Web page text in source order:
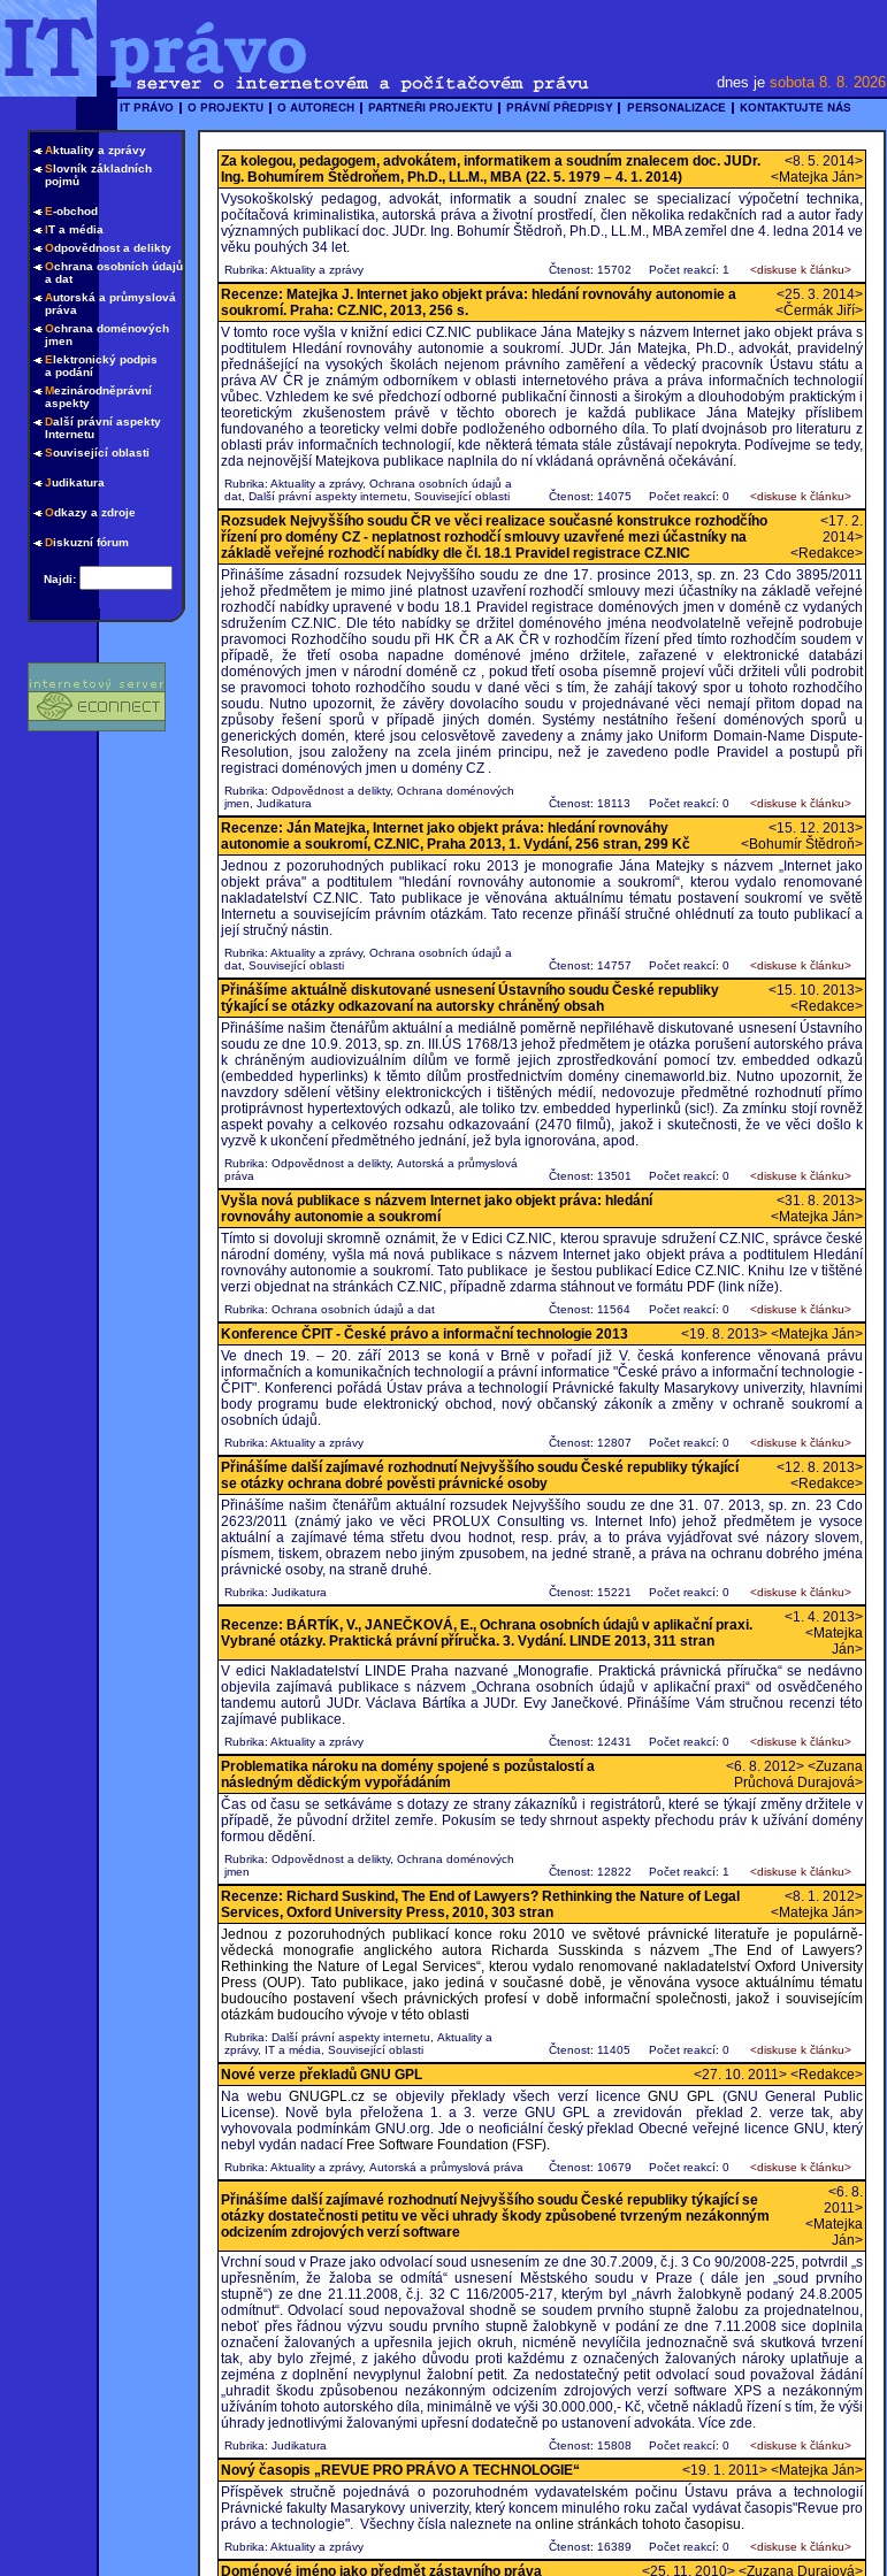
dnes je sobota 8. 8. 2026
Aktuality a zprávy
Slovník základních
pojmů
E-obchod
IT a média
Odpovědnost a delikty
Ochrana osobních údajů
a dat
Autorská a průmyslová
práva
Ochrana doménových
jmen
Elektronický podpis
a podání
Mezinárodněprávní
aspekty
Další právní aspekty
Internetu
Související oblasti
Judikatura
Odkazy a zdroje
Diskuzní fórum
Najdi:
Za kolegou, pedagogem, advokátem, informatikem a soudním znalecem doc. JUDr.
Ing. Bohumírem Štědroňem, Ph.D., LL.M., MBA (22. 5. 1979 – 4. 1. 2014)
<8. 5. 2014>
<Matejka Ján>
Vysokoškolský pedagog, advokát, informatik a soudní znalec se specializací výpočetní technika,
počítačová kriminalistika, autorská práva a životní prostředí, člen několika redakčních rad a autor řady
významných publikací doc. JUDr. Ing. Bohumír Štědroň, Ph.D., LL.M., MBA zemřel dne 4. ledna 2014 ve
věku pouhých 34 let.
Rubrika: Aktuality a zprávy Čtenost: 15702 Počet reakcí: 1 <diskuse k článku>
Recenze: Matejka J. Internet jako objekt práva: hledání rovnováhy autonomie a
soukromí. Praha: CZ.NIC, 2013, 256 s.
<25. 3. 2014>
<Čermák Jiří>
V tomto roce vyšla v knižní edici CZ.NIC publikace Jána Matejky s názvem Internet jako objekt práva s
podtitulem Hledání rovnováhy autonomie a soukromí. JUDr. Ján Matejka, Ph.D., advokát, pravidelný
přednášející na vysokých školách nejenom právního zaměření a vědecký pracovník Ústavu státu a
práva AV ČR je známým odborníkem v oblasti internetového práva a práva informačních technologií
vůbec. Vzhledem ke své předchozí odborné publikační činnosti a širokým a dlouhodobým praktickým i
teoretickým zkušenostem právě v těchto oborech je každá publikace Jána Matejky příslibem
fundovaného a teoreticky velmi dobře podloženého odborného díla. To platí dvojnásob pro literaturu z
oblasti práv informačních technologií, kde některá témata stále zůstávají nepokryta. Podívejme se tedy,
zda nejnovější Matejkova publikace naplnila do ní vkládaná oprávněná očekávání.
Rubrika: Aktuality a zprávy, Ochrana osobních údajů a
dat, Další právní aspekty internetu, Související oblasti
Čtenost: 14075 Počet reakcí: 0 <diskuse k článku>
Rozsudek Nejvyššího soudu ČR ve věci realizace současné konstrukce rozhodčího
řízení pro domény CZ - neplatnost rozhodčí smlouvy uzavřené mezi účastníky na
základě veřejné rozhodčí nabídky dle čl. 18.1 Pravidel registrace CZ.NIC
<17. 2.
2014>
<Redakce>
Přinášíme zásadní rozsudek Nejvyššího soudu ze dne 17. prosince 2013, sp. zn. 23 Cdo 3895/2011
jehož předmětem je mimo jiné platnost uzavření rozhodčí smlouvy mezi účastníky na základě veřejné
rozhodčí nabídky upravené v bodu 18.1 Pravidel registrace doménových jmen v doméně cz vydaných
sdružením CZ.NIC. Dle této nabídky se držitel doménového jména neodvolatelně veřejně podrobuje
pravomoci Rozhodčího soudu při HK ČR a AK ČR v rozhodčím řízení před tímto rozhodčím soudem v
případě, že třetí osoba napadne doménové jméno držitele, zařazené v elektronické databázi
doménových jmen v národní doméně cz , pokud třetí osoba písemně projeví vůči držiteli vůli podrobit
se pravomoci tohoto rozhodčího soudu v dané věci s tím, že zahájí takový spor u tohoto rozhodčího
soudu. Nutno upozornit, že závěry dovolacího soudu v projednávané věci nemají přitom dopad na
způsoby řešení sporů v případě jiných domén. Systémy nestátního řešení doménových sporů u
generických domén, které jsou celosvětově zavedeny a známy jako Uniform Domain-Name Dispute-
Resolution, jsou založeny na zcela jiném principu, než je zavedeno podle Pravidel a postupů při
registraci doménových jmen u domény CZ .
Rubrika: Odpovědnost a delikty, Ochrana doménových
jmen, Judikatura
Čtenost: 18113 Počet reakcí: 0 <diskuse k článku>
Recenze: Ján Matejka, Internet jako objekt práva: hledání rovnováhy
autonomie a soukromí, CZ.NIC, Praha 2013, 1. Vydání, 256 stran, 299 Kč
<15. 12. 2013>
<Bohumír Štědroň>
Jednou z pozoruhodných publikací roku 2013 je monografie Jána Matejky s názvem „Internet jako
objekt práva" a podtitulem "hledání rovnováhy autonomie a soukromí“, kterou vydalo renomované
nakladatelství CZ.NIC. Tato publikace je věnována aktuálnímu tématu postavení soukromí ve světě
Internetu a souvisejícím právním otázkám. Tato recenze přináší stručné ohlédnutí za touto publikací a
její stručný nástin.
Rubrika: Aktuality a zprávy, Ochrana osobních údajů a
dat, Související oblasti
Čtenost: 14757 Počet reakcí: 0 <diskuse k článku>
Přinášíme aktuálně diskutované usnesení Ústavního soudu České republiky
týkající se otázky odkazovaní na autorsky chráněný obsah
<15. 10. 2013>
<Redakce>
Přinášíme našim čtenářům aktuální a mediálně poměrně nepřiléhavě diskutované usnesení Ústavního
soudu ze dne 10.9. 2013, sp. zn. III.ÚS 1768/13 jehož předmětem je otázka porušení autorského práva
k chráněným audiovizuálním dílům ve formě jejich zprostředkování pomocí tzv. embedded odkazů
(embedded hyperlinks) k těmto dílům prostřednictvím domény cinemaworld.biz. Nutno upozornit, že
navzdory sdělení většiny elektronickcých i tištěných médií, nedovozuje předmětné rozhodnutí přímo
protiprávnost hypertextových odkazů, ale toliko tzv. embedded hyperlinků (sic!). Za zmínku stojí rovněž
aspekt povahy a celkovéo rozsahu odkazovaání (2470 filmů), jakož i skutečnosti, že ve věci došlo k
vyzvě k ukončení předmětného jednání, jež byla ignorována, apod.
Rubrika: Odpovědnost a delikty, Autorská a průmyslová
práva
Čtenost: 13501 Počet reakcí: 0 <diskuse k článku>
Vyšla nová publikace s názvem Internet jako objekt práva: hledání
rovnováhy autonomie a soukromí
<31. 8. 2013>
<Matejka Ján>
Tímto si dovoluji skromně oznámit, že v Edici CZ.NIC, kterou spravuje sdružení CZ.NIC, správce české
národní domény, vyšla má nová publikace s názvem Internet jako objekt práva a podtitulem Hledání
rovnováhy autonomie a soukromí. Tato publikace je šestou publikací Edice CZ.NIC. Knihu lze v tištěné
verzi objednat na stránkách CZ.NIC, případně zdarma stáhnout ve formátu PDF (link níže).
Rubrika: Ochrana osobních údajů a dat Čtenost: 11564 Počet reakcí: 0 <diskuse k článku>
Konference ČPIT - České právo a informační technologie 2013 <19. 8. 2013> <Matejka Ján>
Ve dnech 19. – 20. září 2013 se koná v Brně v pořadí již V. česká konference věnovaná právu
informačních a komunikačních technologií a právní informatice "České právo a informační technologie -
ČPIT". Konferenci pořádá Ústav práva a technologií Právnické fakulty Masarykovy univerzity, hlavními
body programu bude elektronický obchod, nový občanský zákoník a změny v ochraně soukromí a
osobních údajů.
Rubrika: Aktuality a zprávy Čtenost: 12807 Počet reakcí: 0 <diskuse k článku>
Přinášíme další zajímavé rozhodnutí Nejvyššího soudu České republiky týkající
se otázky ochrana dobré pověsti právnické osoby
<12. 8. 2013>
<Redakce>
Přinášíme našim čtenářům aktuální rozsudek Nejvyššího soudu ze dne 31. 07. 2013, sp. zn. 23 Cdo
2623/2011 (známý jako ve věci PROLUX Consulting vs. Internet Info) jehož předmětem je vysoce
aktuální a zajímavé téma střetu dvou hodnot, resp. práv, a to práva vyjádřovat své názory slovem,
písmem, tiskem, obrazem nebo jiným zpusobem, na jedné straně, a práva na ochranu dobrého jména
právnické osoby, na straně druhé.
Rubrika: Judikatura Čtenost: 15221 Počet reakcí: 0 <diskuse k článku>
Recenze: BÁRTÍK, V., JANEČKOVÁ, E., Ochrana osobních údajů v aplikační praxi.
Vybrané otázky. Praktická právní příručka. 3. Vydání. LINDE 2013, 311 stran
<1. 4. 2013>
<Matejka
Ján>
V edici Nakladatelství LINDE Praha nazvané „Monografie. Praktická právnická příručka“ se nedávno
objevila zajímavá publikace s názvem „Ochrana osobních údajů v aplikační praxi“ od osvědčeného
tandemu autorů JUDr. Václava Bártíka a JUDr. Evy Janečkové. Přinášíme Vám stručnou recenzi této
zajímavé publikace.
Rubrika: Aktuality a zprávy Čtenost: 12431 Počet reakcí: 0 <diskuse k článku>
Problematika nároku na domény spojené s pozůstalostí a
následným dědickým vypořádáním
<6. 8. 2012> <Zuzana
Průchová Durajová>
Čas od času se setkáváme s dotazy ze strany zákazníků i registrátorů, které se týkají změny držitele v
případě, že původní držitel zemře. Pokusím se tedy shrnout aspekty přechodu práv k užívání domény
formou dědění.
Rubrika: Odpovědnost a delikty, Ochrana doménových
jmen
Čtenost: 12822 Počet reakcí: 1 <diskuse k článku>
Recenze: Richard Suskind, The End of Lawyers? Rethinking the Nature of Legal
Services, Oxford University Press, 2010, 303 stran
<8. 1. 2012>
<Matejka Ján>
Jednou z pozoruhodných publikací konce roku 2010 ve světové právnické literatuře je populárně-
vědecká monografie anglického autora Richarda Susskinda s názvem „The End of Lawyers?
Rethinking the Nature of Legal Services“, kterou vydalo renomované nakladatelství Oxford University
Press (OUP). Tato publikace, jako jediná v současné době, je věnována vysoce aktuálnímu tématu
budoucího postavení všech právnických profesí v době informační společnosti, jakož i souvisejícím
otázkám budoucího vývoje v této oblasti
Rubrika: Další právní aspekty internetu, Aktuality a
zprávy, IT a média, Související oblasti
Čtenost: 11405 Počet reakcí: 0 <diskuse k článku>
Nové verze překladů GNU GPL <27. 10. 2011> <Redakce>
Na webuGNUGPL.cz se objevily překlady všech verzí licenceGNU GPL(GNU General Public
License). Nově byla přeložena 1. a 3. verze GNU GPL a zrevidován překlad 2. verze tak, aby
vyhovovala podmínkám GNU.org. Jde o neoficiální český překlad Obecné veřejné licence GNU, který
nebyl vydán nadací Free Software Foundation (FSF).
Rubrika: Aktuality a zprávy, Autorská a průmyslová práva Čtenost: 10679 Počet reakcí: 0 <diskuse k článku>
Přinášíme další zajímavé rozhodnutí Nejvyššího soudu České republiky týkající se
otázky dostatečnosti petitu ve věci uhrady škody způsobené tvrzeným nezákonným
odcizením zdrojových verzí software
<6. 8.
2011>
<Matejka
Ján>
Vrchní soud v Praze jako odvolací soud usnesením ze dne 30.7.2009, č.j. 3 Co 90/2008-225, potvrdil „s
upřesněním, že žaloba se odmítá“ usnesení Městského soudu v Praze ( dále jen „soud prvního
stupně“) ze dne 21.11.2008, č.j. 32 C 116/2005-217, kterým byl „návrh žalobkyně podaný 24.8.2005
odmítnut“. Odvolací soud nepovažoval shodně se soudem prvního stupně žalobu za projednatelnou,
neboť přes řádnou výzvu soudu prvního stupně žalobkyně v podání ze dne 7.11.2008 sice doplnila
označení žalovaných a upřesnila jejich okruh, nicméně nevylíčila jednoznačně svá skutková tvrzení
tak, aby bylo zřejmé, z jakého důvodu proti každému z označených žalovaných nároky uplatňuje a
zejména z doplnění nevyplynul žalobní petit. Za nedostatečný petit odvolací soud považoval žádání
„uhradit škodu způsobenou nezákonným odcizením zdrojových verzí software XPS a nezákonným
užíváním tohoto autorského díla, minimálně ve výši 30.000.000,- Kč, včetně nákladů řízení s tím, že výši
úhrady jednotlivými žalovanými upřesní dodatečně po ustanovení advokáta. Více zde.
Rubrika: Judikatura Čtenost: 15808 Počet reakcí: 0 <diskuse k článku>
Nový časopis „REVUE PRO PRÁVO A TECHNOLOGIE“ <19. 1. 2011> <Matejka Ján>
Příspěvek stručně pojednává o pozoruhodném vydavatelském počinu Ústavu práva a technologií
Právnické fakulty Masarykovy univerzity, který koncem minulého roku začal vydávat časopis"Revue pro
právo a technologie". Všechny čísla naleznete na online stránkách tohoto časopisu.
Rubrika: Aktuality a zprávy Čtenost: 16389 Počet reakcí: 0 <diskuse k článku>
Doménové jméno jako předmět zástavního práva <25. 11. 2010> <Zuzana Durajová>